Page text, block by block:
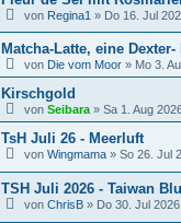
von Regina1 » Do 16. Jul
Matcha-Latte, eine
von Die vom Moor » Mo 3.
Kirschgold
von Seibara » Sa 1. Aug
TsH Juli 26 - Meerluft
von Wingmama » So 26. Jul
TSH Juli 2026 - Taiwan
von ChrisB » Do 30. Jul